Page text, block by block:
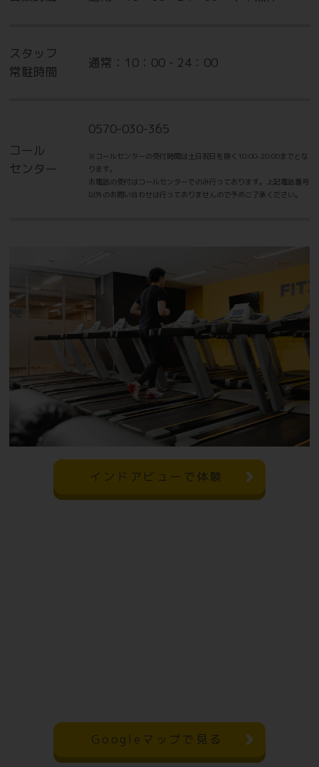
スタッフ
常駐時間
通常：10：00 - 24：00
コール
センター
0570-030-365
※コールセンターの受付時間は土日祝日を除く10:00-20:00までとな
ります。
お電話の受付はコールセンターでのみ行っております。上記電話番号
以外のお問い合わせは行っておりませんので予めご了承ください。
インドアビューで体験
Googleマップで見る